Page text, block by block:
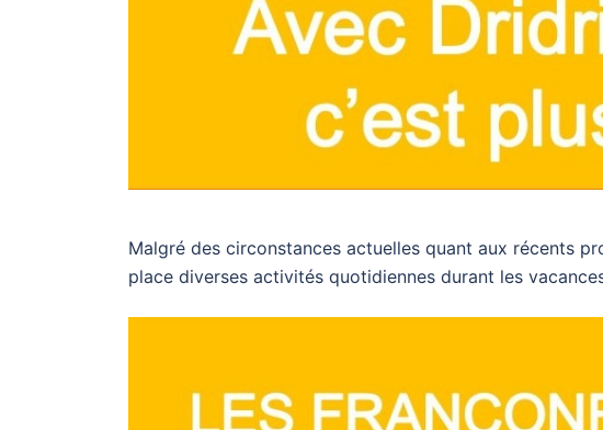
Malgré des circonstances actuelles quant aux récents
place diverses activités quotidiennes durant les